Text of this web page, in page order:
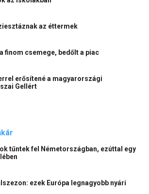
az éttermek
finom csemege, bedőlt a piac
erősítené a magyarországi
Gellért
tűntek fel Németországban, ezúttal egy
ezek Európa legnagyobb nyári